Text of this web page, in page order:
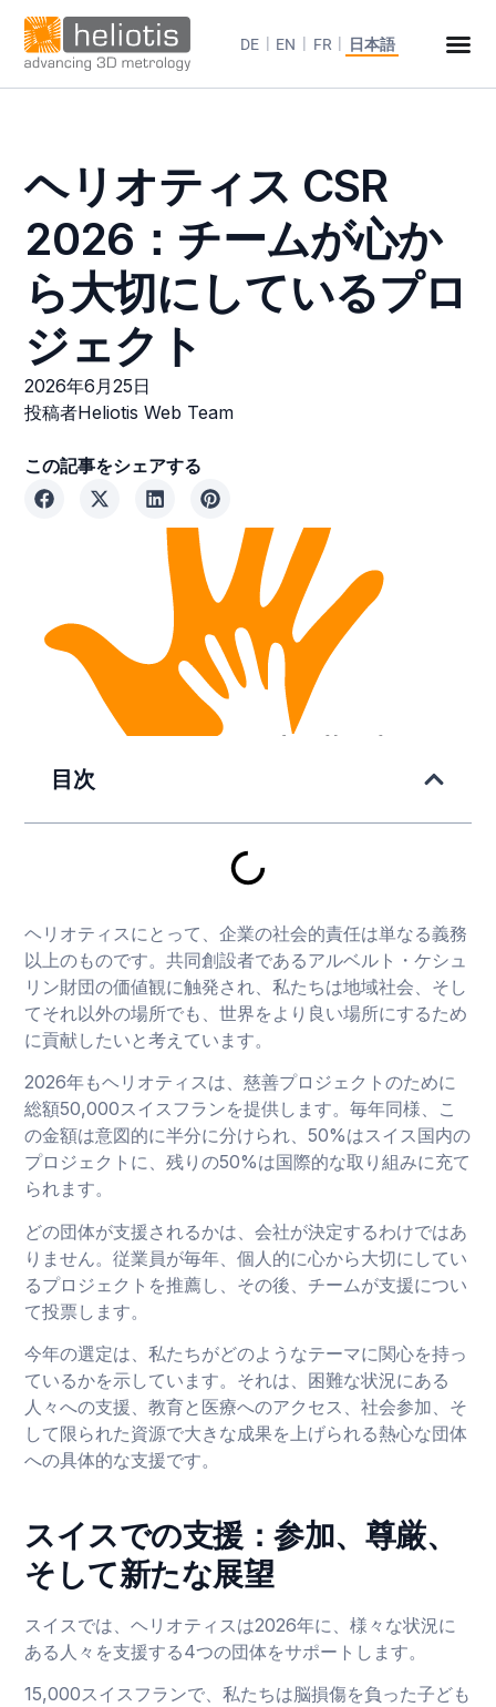
DE EN FR 日本語
ヘリオティス CSR
2026：チームが心か
ら大切にしているプロ
ジェクト
2026年6月25日
投稿者Heliotis Web Team
この記事をシェアする
目次
ヘリオティスにとって、企業の社会的責任は単なる義務
以上のものです。共同創設者であるアルベルト・ケシュ
リン財団の価値観に触発され、私たちは地域社会、そし
てそれ以外の場所でも、世界をより良い場所にするため
に貢献したいと考えています。
2026年もヘリオティスは、慈善プロジェクトのために
総額50,000スイスフランを提供します。毎年同様、こ
の金額は意図的に半分に分けられ、50%はスイス国内の
プロジェクトに、残りの50%は国際的な取り組みに充て
られます。
どの団体が支援されるかは、会社が決定するわけではあ
りません。従業員が毎年、個人的に心から大切にしてい
るプロジェクトを推薦し、その後、チームが支援につい
て投票します。
今年の選定は、私たちがどのようなテーマに関心を持っ
ているかを示しています。それは、困難な状況にある
人々への支援、教育と医療へのアクセス、社会参加、そ
して限られた資源で大きな成果を上げられる熱心な団体
への具体的な支援です。
スイスでの支援：参加、尊厳、
そして新たな展望
スイスでは、ヘリオティスは2026年に、様々な状況に
ある人々を支援する4つの団体をサポートします。
15,000スイスフランで、私たちは脳損傷を負った子ども